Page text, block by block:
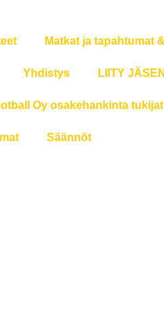
Matkat ja tapahtumat
Yhdistys LIITY
Oy osakehankinta tukijat
Säännöt